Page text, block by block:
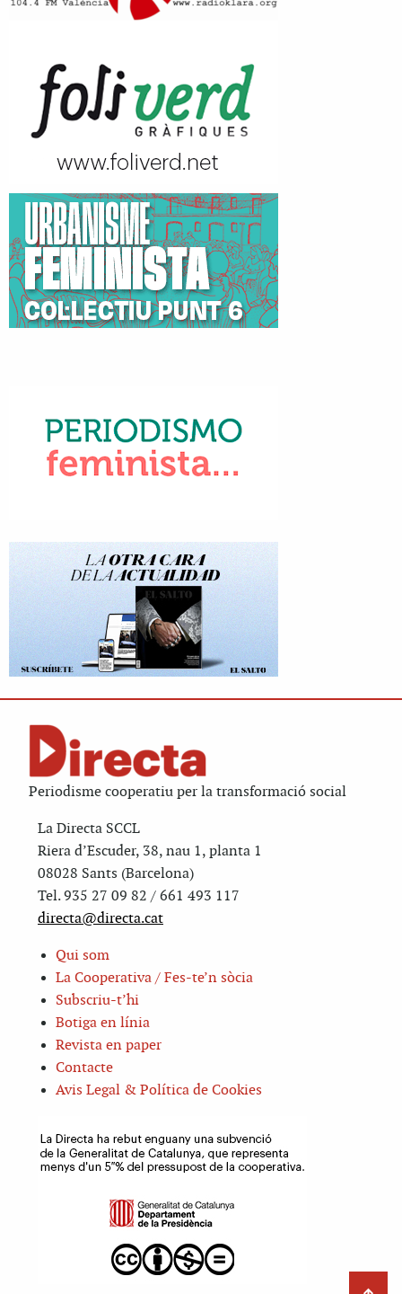
Periodisme cooperatiu per la transformació social
La Directa SCCL
Riera d’Escuder, 38, nau 1, planta 1
08028 Sants (Barcelona)
Tel. 935 27 09 82 / 661 493 117
directa@directa.cat
Qui som
La Cooperativa / Fes-te’n sòcia
Subscriu-t’hi
Botiga en línia
Revista en paper
Contacte
Avis Legal & Política de Cookies